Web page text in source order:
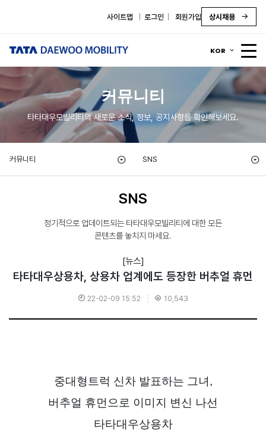
사이트맵 로그인 회원가입 상시채용
KOR
커뮤니티
타타대우모빌리티의 새로운 소식, 정보, 공지사항을 확인해보세요.
커뮤니티 SNS
SNS
정기적으로 업데이트되는 타타대우모빌리티에 대한 모든
콘텐츠를 놓치지 마세요.
[뉴스]
타타대우상용차, 상용차 업계에도 등장한 버추얼 휴먼
22-02-09 15:52 10,543
중대형트럭 신차 발표하는 그녀,
버추얼 휴먼으로 이미지 변신 나선
타타대우상용차